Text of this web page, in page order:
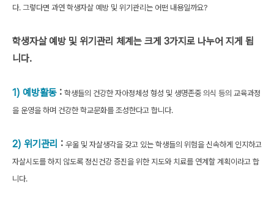
다. 그렇다면 과연 학생자살 예방 및 위기관리는 어떤 내용일까요?
학생자살 예방 및 위기관리 체계는 크게 3가지로 나누어 지게 됩
니다.
1) 예방활동 : 학생들의 건강한 자아정체성 형성 및 생명존중 의식 등의 교육과정
을 운영을 하며 건강한 학교문화를 조성한다고 합니다.
2) 위기관리 : 우울 및 자살생각을 갖고 있는 학생들의 위험을 신속하게 인지하고
자살시도를 하지 않도록 정신건강 증진을 위한 지도와 치료를 연계할 계획이라고 합
니다.